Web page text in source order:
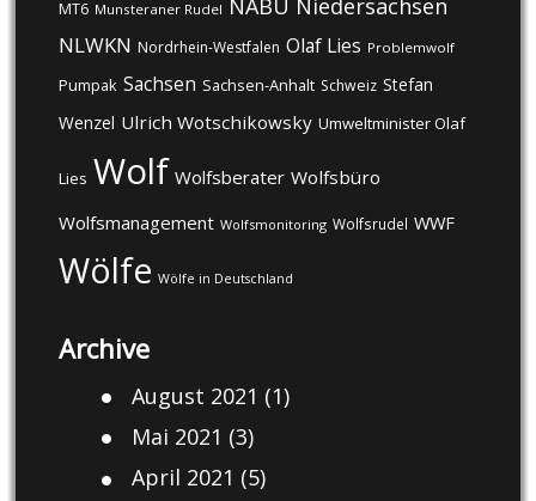
MT6 Munsteraner Rudel NABU Niedersachsen
NLWKN Nordrhein-Westfalen Olaf Lies Problemwolf
Pumpak Sachsen Sachsen-Anhalt Schweiz Stefan
Wenzel Ulrich Wotschikowsky Umweltminister Olaf
Lies Wolf Wolfsberater Wolfsbüro
Wolfsmanagement Wolfsmonitoring Wolfsrudel WWF
Wölfe Wölfe in Deutschland
Archive
August 2021 (1)
Mai 2021 (3)
April 2021 (5)